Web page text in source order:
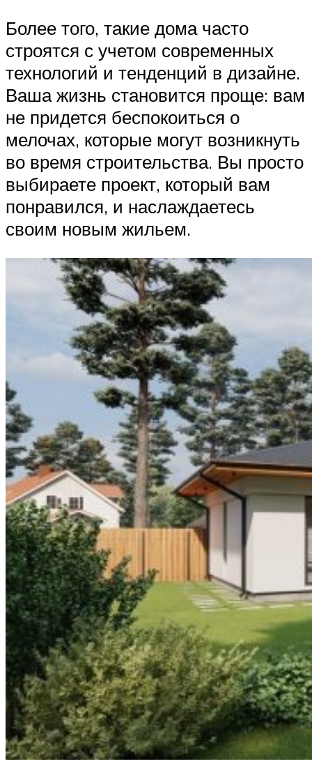
Более того, такие дома часто
строятся с учетом современных
технологий и тенденций в дизайне.
Ваша жизнь становится проще: вам
не придется беспокоиться о
мелочах, которые могут возникнуть
во время строительства. Вы просто
выбираете проект, который вам
понравился, и наслаждаетесь
своим новым жильем.